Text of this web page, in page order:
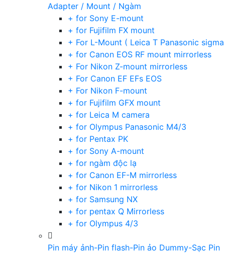
Adapter / Mount / Ngàm
+ for Sony E-mount
+ for Fujifilm FX mount
+ For L-Mount ( Leica T Panasonic
+ for Canon EOS RF mount mirrorless
+ For Nikon Z-mount mirrorless
+ For Canon EF EFs EOS
+ For Nikon F-mount
+ for Fujifilm GFX mount
+ for Leica M camera
+ for Olympus Panasonic M4/3
+ for Pentax PK
+ for Sony A-mount
+ for ngàm độc lạ
+ for Canon EF-M mirrorless
+ for Nikon 1 mirrorless
+ for Samsung NX
+ for pentax Q Mirrorless
+ for Olympus 4/3
Pin máy ảnh-Pin flash-Pin ảo Dummy-Sạc Pin